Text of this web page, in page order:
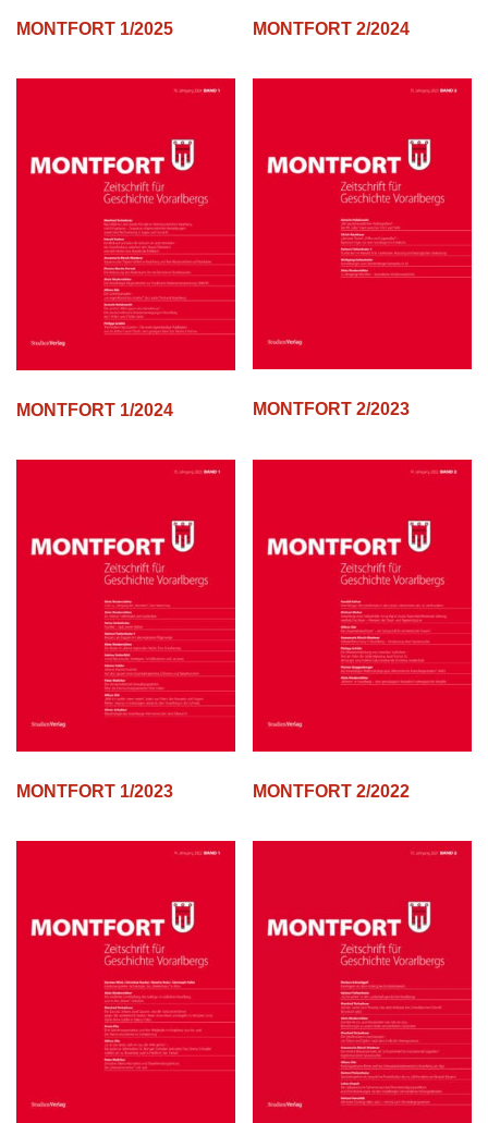
MONTFORT 1/2025 MONTFORT 2/2024
MONTFORT 1/2024 MONTFORT 2/2023
MONTFORT 1/2023 MONTFORT 2/2022